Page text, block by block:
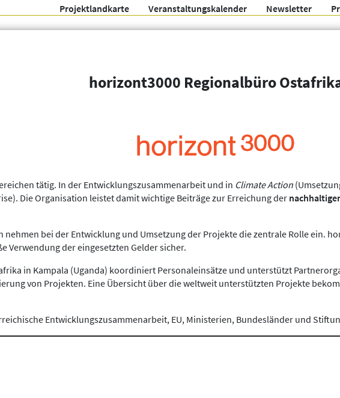
Projektlandkarte Veranstaltungskalender Newsletter
horizont3000 Regionalbüro
tätig. In der Entwicklungszusammenarbeit und in Climate Action
Die Organisation leistet damit wichtige Beiträge zur Erreichung der
nehmen bei der Entwicklung und Umsetzung der Projekte die zentrale Rolle ein.
Verwendung der eingesetzten Gelder sicher.
in Kampala (Uganda) koordiniert Personaleinsätze und unterstützt
von Projekten. Eine Übersicht über die weltweit unterstützten Projekte
Entwicklungszusammenarbeit, EU, Ministerien, Bundesländer und